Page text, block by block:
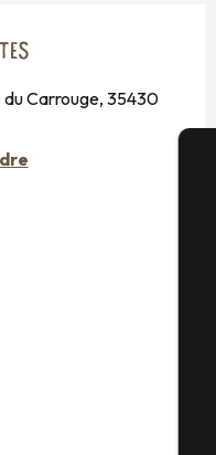
du Carrouge, 35430